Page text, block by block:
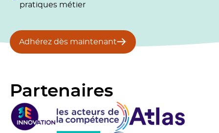
pratiques métier
Adhérez dès maintenant
Partenaires